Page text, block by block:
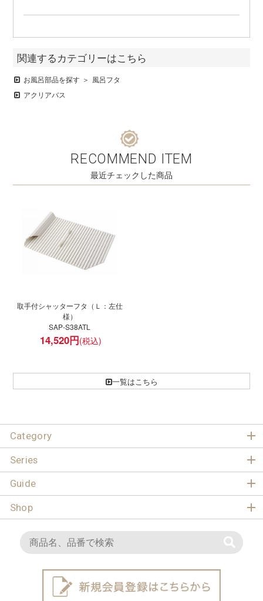
関連するカテゴリーはこちら
お風呂部品を探す
風呂フタ
アクリアバス
RECOMMEND ITEM
最近チェックした商品
取手付シャッターフタ（Ｌ：左仕
様）
SAP-S38ATL
14,520円
一覧はこちら
Category
Series
Guide
Shop